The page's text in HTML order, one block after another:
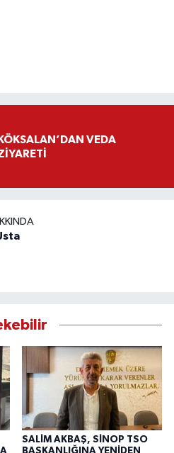
KÖKSALAN’DAN VEDA
SALİM AKBAŞ, SİNOP TSO
BAŞKANLIĞINA YENİDEN